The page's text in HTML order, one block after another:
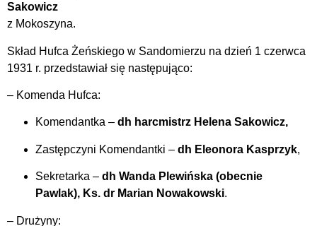
Sakowicz
z Mokoszyna.
Skład Hufca Żeńskiego w Sandomierzu na dzień 1 czerwca
1931 r. przedstawiał się następująco:
– Komenda Hufca:
Komendantka – dh harcmistrz Helena Sakowicz,
Zastępczyni Komendantki – dh Eleonora Kasprzyk,
Sekretarka – dh Wanda Plewińska (obecnie
Pawlak), Ks. dr Marian Nowakowski.
– Drużyny: